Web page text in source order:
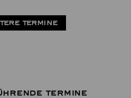
TERMINE
Termine